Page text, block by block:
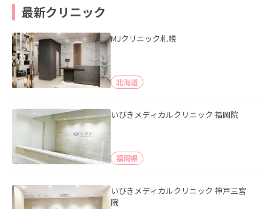
最新クリニック
MJクリニック札幌
北海道
いびきメディカルクリニック 福岡院
福岡県
いびきメディカルクリニック 神戸三宮
院